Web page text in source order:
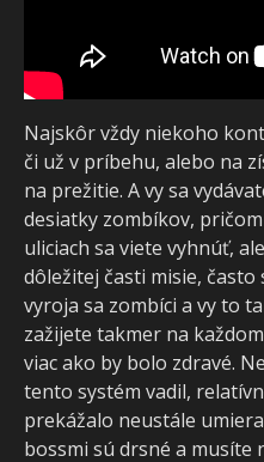
Najskôr vždy niekoho
či už v príbehu, alebo na
na prežitie. A vy sa
desiatky zombíkov,
uliciach sa viete vyhnúť,
dôležitej časti misie,
vyroja sa zombíci a vy to
zažijete takmer na
viac ako by bolo zdravé.
tento systém vadil,
prekážalo neustále
bossmi sú drsné a musíte